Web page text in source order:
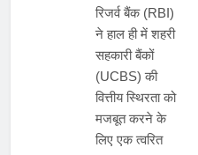
रिजर्व बैंक (RBI)
ने हाल ही में शहरी
सहकारी बैंकों
(UCBS) की
वित्तीय स्थिरता को
मजबूत करने के
लिए एक त्वरित